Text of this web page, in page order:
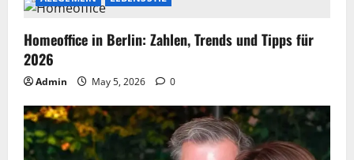
Homeoffice in Berlin: Zahlen, Trends und Tipps für
2026
Admin May 5, 2026 0